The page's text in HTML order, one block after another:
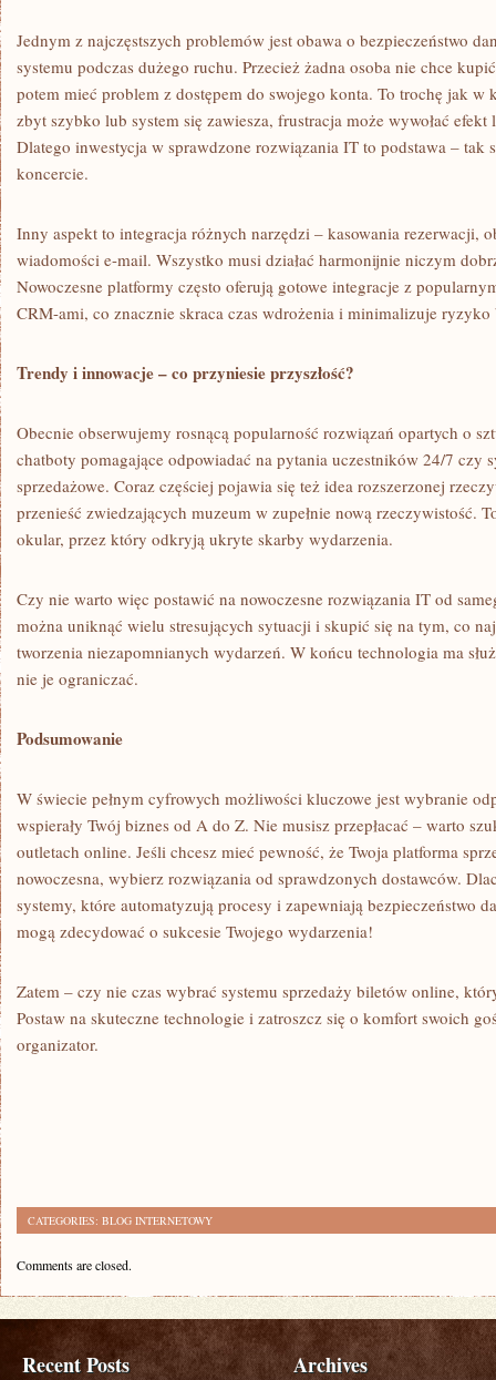
Jednym z najczęstszych problemów jest obawa o bezpieczeństwo
systemu podczas dużego ruchu. Przecież żadna osoba nie chce
potem mieć problem z dostępem do swojego konta. To trochę jak
zbyt szybko lub system się zawiesza, frustracja może wywołać
Dlatego inwestycja w sprawdzone rozwiązania IT to podstawa – tak
koncercie.
Inny aspekt to integracja różnych narzędzi – kasowania rezerwacji,
wiadomości e-mail. Wszystko musi działać harmonijnie niczym
Nowoczesne platformy często oferują gotowe integracje z
CRM-ami, co znacznie skraca czas wdrożenia i minimalizuje ryzyko
Trendy i innowacje – co przyniesie przyszłość?
Obecnie obserwujemy rosnącą popularność rozwiązań opartych o
chatboty pomagające odpowiadać na pytania uczestników 24/7 czy
sprzedażowe. Coraz częściej pojawia się też idea rozszerzonej
przenieść zwiedzających muzeum w zupełnie nową rzeczywistość.
okular, przez który odkryją ukryte skarby wydarzenia.
Czy nie warto więc postawić na nowoczesne rozwiązania IT od
można uniknąć wielu stresujących sytuacji i skupić się na tym, co
tworzenia niezapomnianych wydarzeń. W końcu technologia ma
nie je ograniczać.
Podsumowanie
W świecie pełnym cyfrowych możliwości kluczowe jest wybranie
wspierały Twój biznes od A do Z. Nie musisz przepłacać – warto
outletach online. Jeśli chcesz mieć pewność, że Twoja platforma
nowoczesna, wybierz rozwiązania od sprawdzonych dostawców.
systemy, które automatyzują procesy i zapewniają bezpieczeństwo
mogą zdecydować o sukcesie Twojego wydarzenia!
Zatem – czy nie czas wybrać systemu sprzedaży biletów online,
Postaw na skuteczne technologie i zatroszcz się o komfort swoich
organizator.
CATEGORIES: BLOG INTERNETOWY
Comments are closed.
Recent Posts Archives